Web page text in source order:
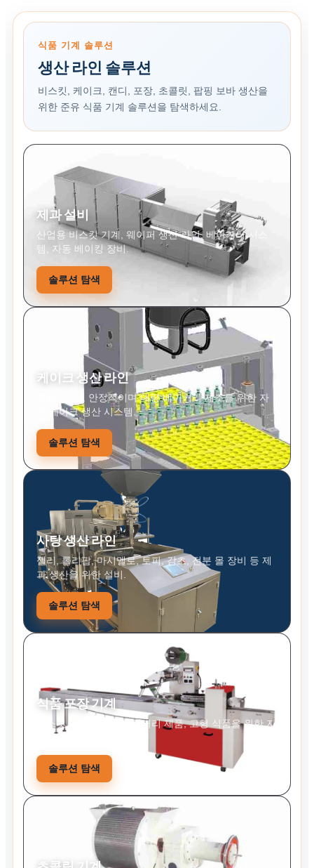
식품 기계 솔루션
생산 라인 솔루션
비스킷, 케이크, 캔디, 포장, 초콜릿, 팝핑 보바 생산을
위한 준유 식품 기계 솔루션을 탐색하세요.
제과 설비
산업용 비스킷 기계, 웨이퍼 생산 라인, 베이커리 시스
템, 자동 베이킹 장비.
솔루션 탐색
케이크 생산 라인
효율적이고 안정적이며 대량 베이커리 제조를 위한 자
동 케이크 생산 시스템.
솔루션 탐색
사탕 생산 라인
젤리, 롤리팝, 마시멜로, 토피, 감초, 전분 몰 장비 등 제
과 생산을 위한 설비.
솔루션 탐색
식품 포장 기계
비스킷, 캔디, 스낵, 베이커리 제품, 고형 식품을 위한 자
솔루션 탐색